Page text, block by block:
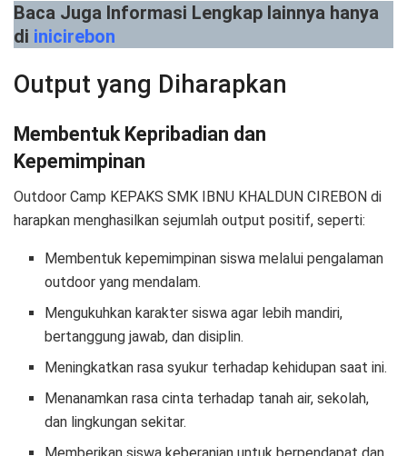
Baca Juga Informasi Lengkap lainnya hanya
di inicirebon
Output yang Diharapkan
Membentuk Kepribadian dan
Kepemimpinan
Outdoor Camp KEPAKS SMK IBNU KHALDUN CIREBON di
harapkan menghasilkan sejumlah output positif, seperti:
Membentuk kepemimpinan siswa melalui pengalaman
outdoor yang mendalam.
Mengukuhkan karakter siswa agar lebih mandiri,
bertanggung jawab, dan disiplin.
Meningkatkan rasa syukur terhadap kehidupan saat ini.
Menanamkan rasa cinta terhadap tanah air, sekolah,
dan lingkungan sekitar.
Memberikan siswa keberanian untuk berpendapat dan